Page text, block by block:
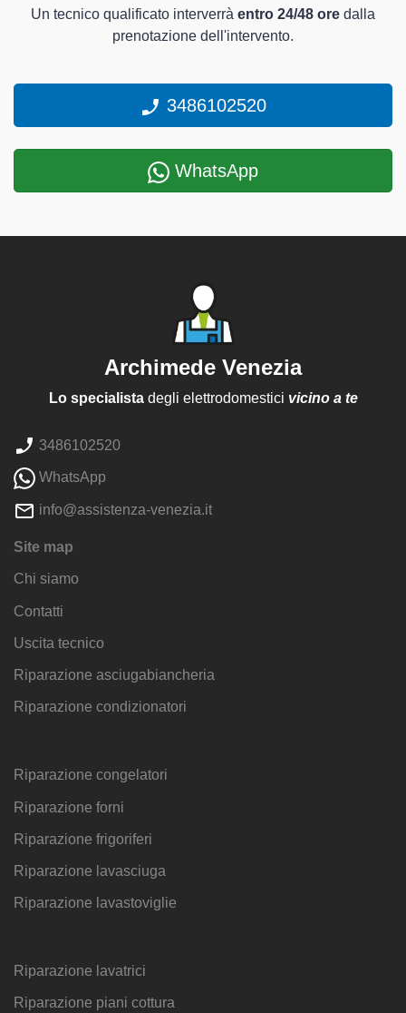
Un tecnico qualificato interverrà entro 24/48 ore dalla
prenotazione dell'intervento.
3486102520
WhatsApp
Archimede Venezia
Lo specialistadegli elettrodomestici vicino a te
3486102520
WhatsApp
info@assistenza-venezia.it
Site map
Chi siamo
Contatti
Uscita tecnico
Riparazione asciugabiancheria
Riparazione condizionatori
Riparazione congelatori
Riparazione forni
Riparazione frigoriferi
Riparazione lavasciuga
Riparazione lavastoviglie
Riparazione lavatrici
Riparazione piani cottura